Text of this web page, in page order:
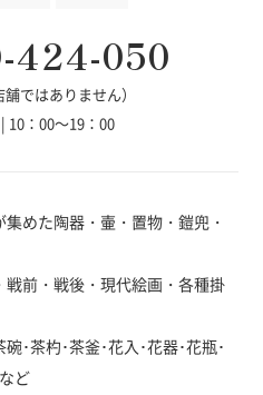
424-050
ではありません）
10：00～19：00
めた陶器・壷・置物・鎧兜・
前・戦後・現代絵画・各種掛
･茶杓･茶釜･花入･花器･花瓶･
ど